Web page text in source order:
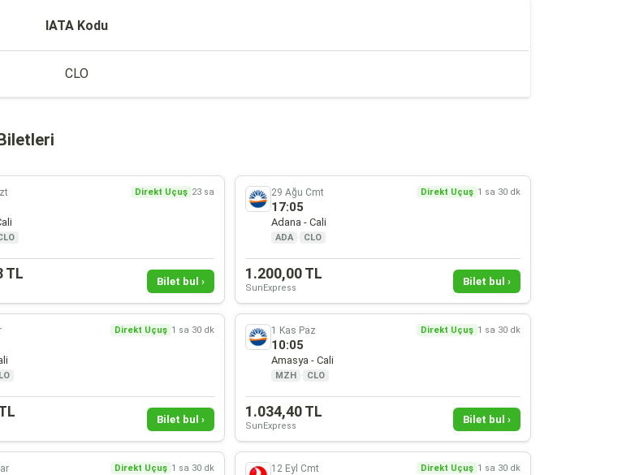
IATA Kodu
CLO
Direkt Uçuş 23 sa
TL Bilet bul ›
29 Ağu Cmt Direkt Uçuş 1 sa 30 dk
17:05
Adana - Cali
ADA · CLO
1.200,00 TL
SunExpress
Bilet bul ›
Direkt Uçuş 1 sa 30 dk
Bilet bul ›
1 Kas Paz Direkt Uçuş 1 sa 30 dk
10:05
Amasya - Cali
MZH · CLO
1.034,40 TL
SunExpress
Bilet bul ›
Direkt Uçuş 1 sa 30 dk 12 Eyl Cmt Direkt Uçuş 1 sa 30 dk